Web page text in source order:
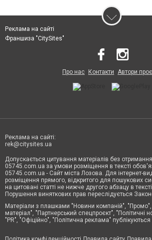
Реклама на сайті
Франшиза "CitySites"
Про нас Контакти Автори
Реклама на сайті:
rek@citysites.ua
Допускається цитування матеріалів без
05745.com.ua за умови розміщення в тексті
05745.com.ua - Сайт міста Лозова. Для інтернет-
розміщення прямого, відкритого для пошукових
на цитовані статті не нижче другого абзацу в
Порушення виняткових прав переслідується
Матеріали з плашками "Новини компаній", "Промо",
матеріал", "Партнерський спецпроєкт", "Політичні
"PR", "Офіційно", "Політична реклама"